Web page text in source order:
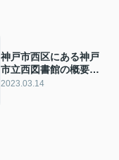
神戸市西区にある神戸
市立西図書館の概要と
魅力をご紹介
2023.03.14